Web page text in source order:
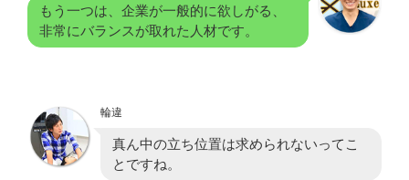
もう一つは、企業が一般的に欲しがる、
非常にバランスが取れた人材です。
輪違
真ん中の立ち位置は求められないってこ
とですね。